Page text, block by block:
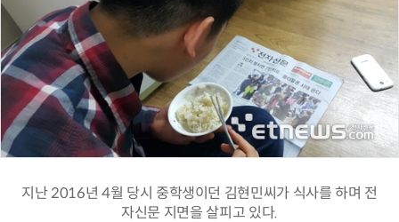
지난 2016년 4월 당시 중학생이던 김현민씨가 식사를 하며 전
자신문 지면을 살피고 있다.